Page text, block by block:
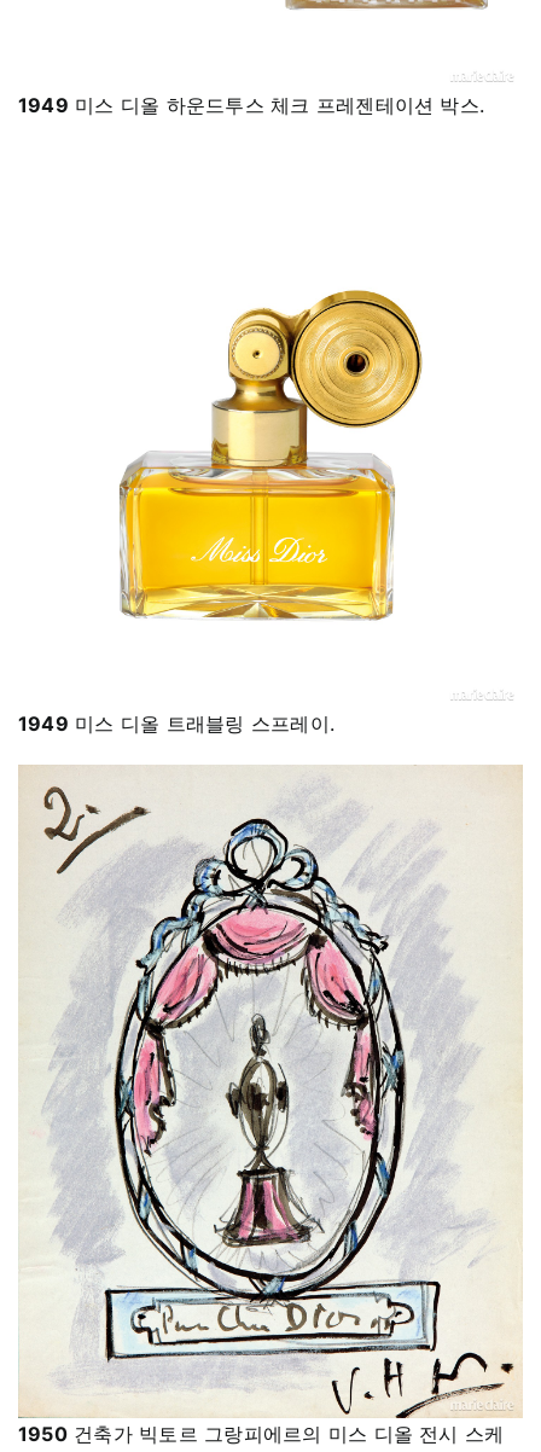
1949 미스 디올 하운드투스 체크 프레젠테이션 박스.
1949 미스 디올 트래블링 스프레이.
1950건축가 빅토르 그랑피에르의 미스 디올 전시 스케